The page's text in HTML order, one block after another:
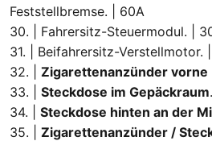
Feststellbremse. | 60A
30. | Fahrersitz-Steuermodul. |
31. | Beifahrersitz-Verstellmotor.
32. | Zigarettenanzünder vorne
33. | Steckdose im Gepäckraum
34. | Steckdose hinten an der
35. | Zigarettenanzünder /